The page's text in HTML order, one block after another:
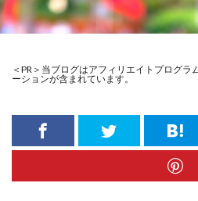
＜PR＞当ブログはアフィリエイトプログラ
ーションが含まれています。